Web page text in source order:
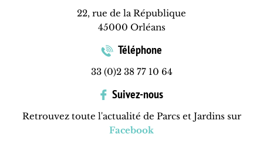
22, rue de la République
45000 Orléans
Téléphone
33 (0)2 38 77 10 64
Suivez-nous
Retrouvez toute l'actualité de Parcs et Jardins sur
Facebook